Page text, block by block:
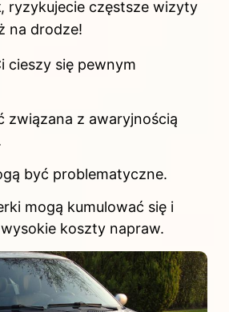
, ryzykujecie częstsze wizyty
na drodze!
cieszy się pewnym
związana z awaryjnością
być problematyczne.
mogą kumulować się i
koszty napraw.